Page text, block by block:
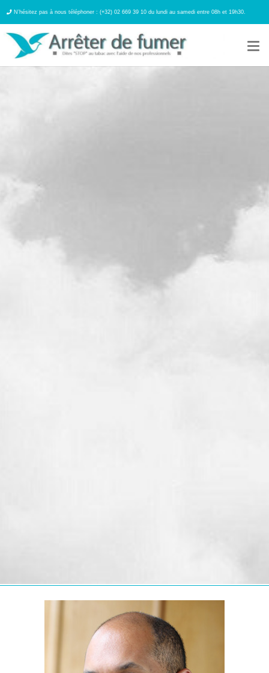
N’hésitez pas à nous téléphoner : (+32) 02 669 39 10 du lundi au samedi entre 08h et 19h30.